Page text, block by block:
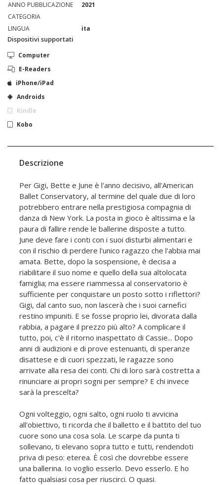
ANNO PUBBLICAZIONE
2021
CATEGORIA
LINGUA
ita
Dispositivi supportati
Computer
E-Readers
iPhone/iPad
Androids
Kindle
Kobo
Descrizione
Per Gigi, Bette e June è l'anno decisivo, all'American
Ballet Conservatory, al termine del quale due di loro
potrebbero entrare nella prestigiosa compagnia di
danza di New York. La posta in gioco è altissima e la
paura di fallire rende le ballerine disposte a tutto.
June deve fare i conti con i suoi disturbi alimentari e
con il rischio di perdere l'unico ragazzo che l'abbia mai
amata. Bette, dopo la sospensione, è decisa a
riabilitare il suo nome e quello della sua altolocata
famiglia; ma essere riammessa al conservatorio è
sufficiente per conquistare un posto sotto i riflettori?
Gigi, dal canto suo, non lascerà che i suoi carnefici
restino impuniti. E se fosse proprio lei, divorata dalla
rabbia, a pagare il prezzo più alto? A complicare il
tutto, poi, c'è il ritorno inaspettato di Cassie... Dopo
anni di audizioni e di prove estenuanti, di speranze
disattese e di cuori spezzati, le ragazze sono
arrivate alla resa dei conti. Chi di loro sarà costretta a
rinunciare ai propri sogni per sempre? E chi invece
sarà la prescelta?
Ogni volteggio, ogni salto, ogni ruolo ti avvicina
all'obiettivo, ti ricorda che il balletto e il battito del tuo
cuore sono una cosa sola. Le scarpe da punta ti
sollevano, ti elevano sopra tutto e tutti, rendendoti
priva di peso: eterea. È così che dovrebbe essere
una ballerina. Io voglio esserlo. Devo esserlo. E ho
fatto qualsiasi cosa per riuscirci. O quasi.